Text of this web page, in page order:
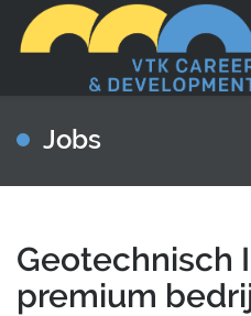
Jobs
Geotechnisch
premium